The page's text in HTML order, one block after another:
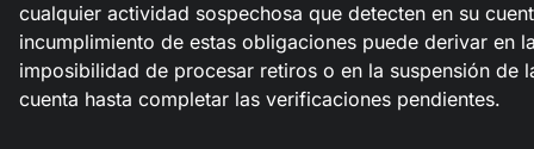
cualquier actividad sospechosa que detecten en su
incumplimiento de estas obligaciones puede derivar en
imposibilidad de procesar retiros o en la suspensión de
cuenta hasta completar las verificaciones pendientes.